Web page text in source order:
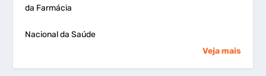
da Farmácia
Nacional da Saúde
Veja mais